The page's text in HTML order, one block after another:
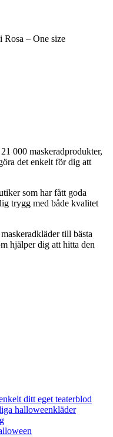
000 maskeradprodukter,
det enkelt för dig att
som har fått goda
trygg med både kvalitet
till bästa
hjälper dig att hitta den
ditt eget teaterblod
halloweenkläder